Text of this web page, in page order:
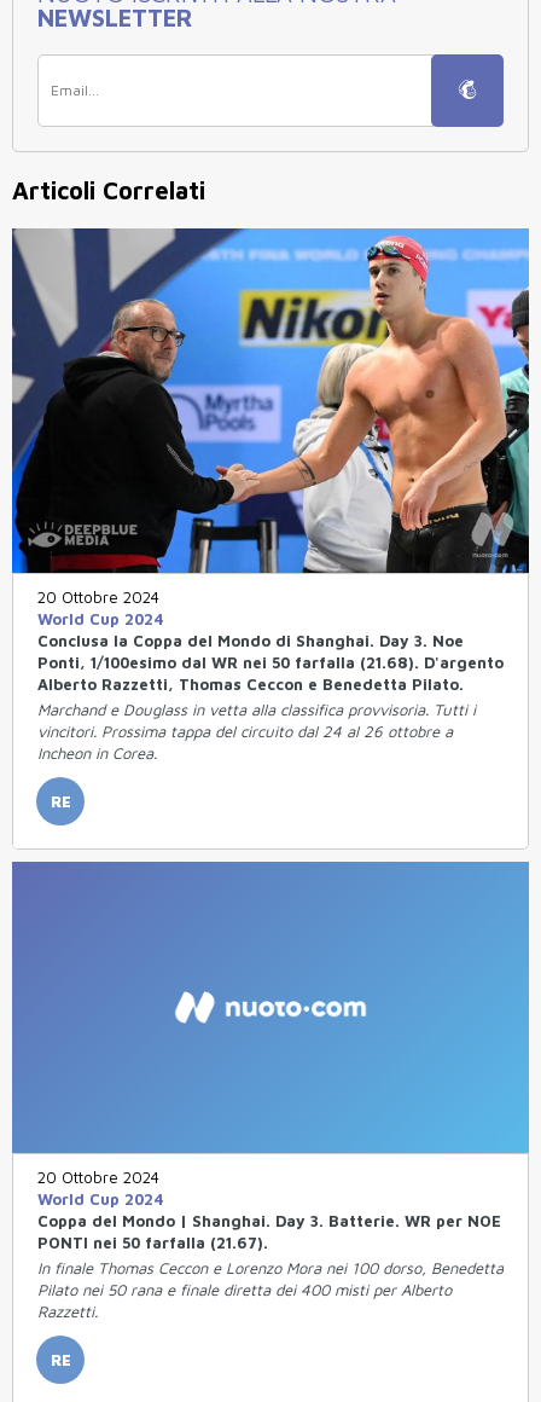
NEWSLETTER
Articoli Correlati
20 Ottobre 2024
World Cup 2024
Conclusa la Coppa del Mondo di Shanghai. Day 3. Noe
Ponti, 1/100esimo dal WR nei 50 farfalla (21.68). D'argento
Alberto Razzetti, Thomas Ceccon e Benedetta Pilato.
Marchand e Douglass in vetta alla classifica provvisoria. Tutti i
vincitori. Prossima tappa del circuito dal 24 al 26 ottobre a
Incheon in Corea.
RE
20 Ottobre 2024
World Cup 2024
Coppa del Mondo | Shanghai. Day 3. Batterie. WR per NOE
PONTI nei 50 farfalla (21.67).
In finale Thomas Ceccon e Lorenzo Mora nei 100 dorso, Benedetta
Pilato nei 50 rana e finale diretta dei 400 misti per Alberto
Razzetti.
RE